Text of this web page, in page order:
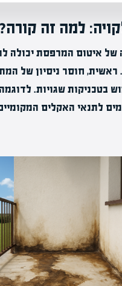
למה זה קורה?
של איטום המרפסת יכולה
חוסר ניסיון של
בטכניקות שגויות.
לתנאי האקלים